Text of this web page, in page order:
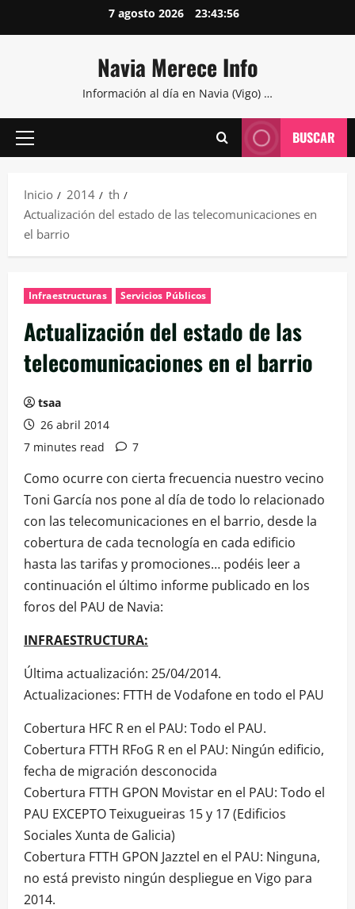
al
7 agosto 2026 23:43:57
Navia Merece Info
Información al día en Navia (Vigo) …
Menú
BUSCAR
Inicio 2014
th
Actualización del estado de las telecomunicaciones en
el barrio
Infraestructuras Servicios Públicos
Actualización del estado de las
telecomunicaciones en el barrio
tsaa
26 abril 2014
7 minutes read
7
Como ocurre con cierta frecuencia nuestro vecino
Toni García nos pone al día de todo lo relacionado
con las telecomunicaciones en el barrio, desde la
cobertura de cada tecnología en cada edificio
hasta las tarifas y promociones… podéis leer a
continuación el último informe publicado en los
foros del PAU de Navia:
INFRAESTRUCTURA:
Última actualización: 25/04/2014.
Actualizaciones: FTTH de Vodafone en todo el PAU
Cobertura HFC R en el PAU: Todo el PAU.
Cobertura FTTH RFoG R en el PAU: Ningún edificio,
fecha de migración desconocida
Cobertura FTTH GPON Movistar en el PAU: Todo el
PAU EXCEPTO Teixugueiras 15 y 17 (Edificios
Sociales Xunta de Galicia)
Cobertura FTTH GPON Jazztel en el PAU: Ninguna,
no está previsto ningún despliegue en Vigo para
2014.